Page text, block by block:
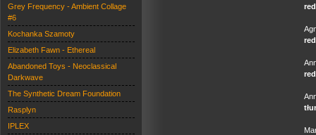
Grey Frequency - Ambient Collage
#6
Kochanka Szamoty
Elizabeth Fawn - Ethereal
Abandoned Toys - Neoclassical
Darkwave
The Synthetic Dream Foundation
Rasplyn
IPLEX